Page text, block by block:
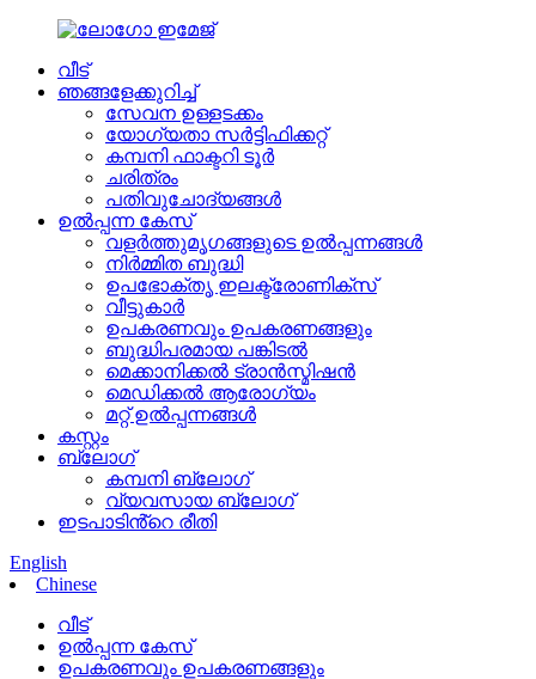
വീട്
ഞങ്ങളേക്കുറിച്ച്
സേവന ഉള്ളടക്കം
യോഗ്യതാ സർട്ടിഫിക്കറ്റ്
കമ്പനി ഫാക്ടറി ടൂർ
ചരിത്രം
പതിവുചോദ്യങ്ങൾ
ഉൽപ്പന്ന കേസ്
വളർത്തുമൃഗങ്ങളുടെ ഉൽപ്പന്നങ്ങൾ
നിർമ്മിത ബുദ്ധി
ഉപഭോക്തൃ ഇലക്ട്രോണിക്സ്
വീട്ടുകാർ
ഉപകരണവും ഉപകരണങ്ങളും
ബുദ്ധിപരമായ പങ്കിടൽ
മെക്കാനിക്കൽ ട്രാൻസ്മിഷൻ
മെഡിക്കൽ ആരോഗ്യം
മറ്റ് ഉൽപ്പന്നങ്ങൾ
കസ്റ്റം
ബ്ലോഗ്
കമ്പനി ബ്ലോഗ്
വ്യവസായ ബ്ലോഗ്
ഇടപാടിൻ്റെ രീതി
English
Chinese
വീട്
ഉൽപ്പന്ന കേസ്
ഉപകരണവും ഉപകരണങ്ങളും